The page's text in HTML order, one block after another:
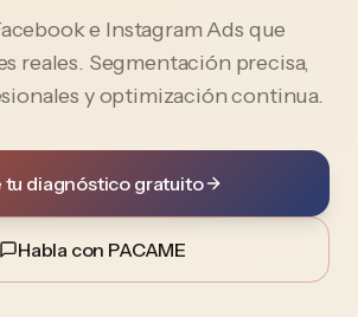
e Instagram Ads que
reales. Segmentación precisa,
y optimización continua.
tu diagnóstico gratuito
Habla con PACAME